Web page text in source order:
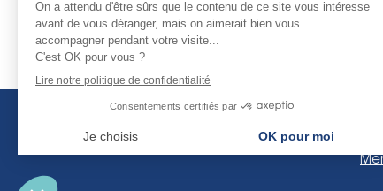
JUUD l’agence –